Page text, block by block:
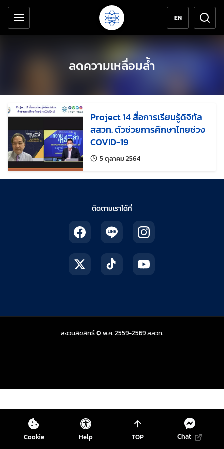
ข้ามไปยังเนื้อหาหลัก
เครื่องมือช่วยเหลือ
EN
ลดความเหลื่อมล้ำ
Project 14 สื่อการเรียนรู้ดิจิทัล
สสวท. ตัวช่วยการศึกษาไทยช่วง
COVID-19
5 ตุลาคม 2564แก้ไขล่าสุดเมื่อ:
ติดตามเราได้ที่
สงวนลิขสิทธิ์ © พ.ศ. 2559-2569สสวท.สถาบันส่งเสริมการสอ
Cookie Help TOP Chat